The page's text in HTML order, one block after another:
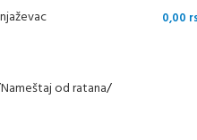
0,00
Nameštaj od ratana